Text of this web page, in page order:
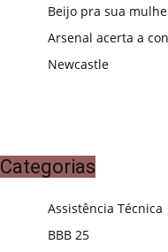
Beijo pra sua
Arsenal acerta a
Newcastle
Categorias
Assistência Técnica
BBB 25